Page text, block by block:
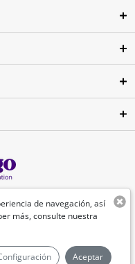
de navegación, así
más, consulte nuestra
Aceptar